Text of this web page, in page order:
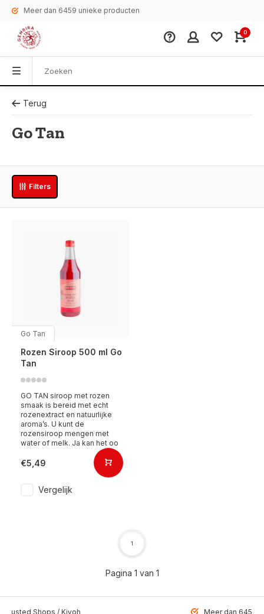
Meer dan 6459 unieke producten
0
Terug
Go Tan
Filters
Go Tan
Rozen Siroop 500 ml Go
Tan
GO TAN siroop met rozen
smaak is bereid met echt
rozenextract en natuurlijke
aroma’s. U kunt de
rozensiroop mengen met
water of melk. Ja kan het oo
€5,49
Vergelijk
Pagina 1 van 1
1
Shops / Kiyoh Meer dan 6459